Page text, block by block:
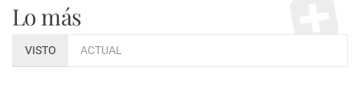
Lo más
VISTO ACTUAL